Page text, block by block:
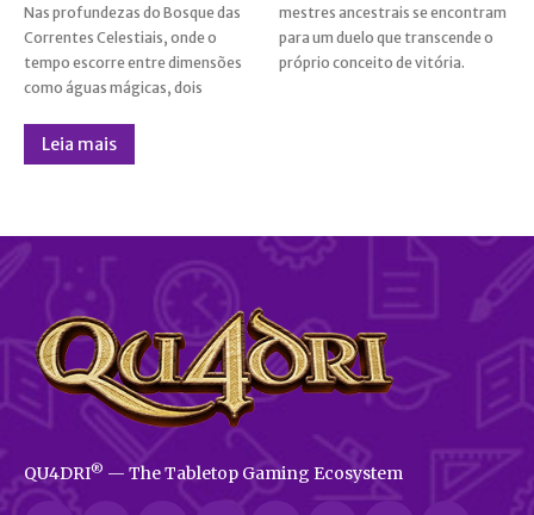
Nas profundezas do Bosque das
Correntes Celestiais, onde o
tempo escorre entre dimensões
como águas mágicas, dois
mestres ancestrais se encontram
para um duelo que transcende o
próprio conceito de vitória.
Leia mais
QU4DRI® — The Tabletop Gaming Ecosystem